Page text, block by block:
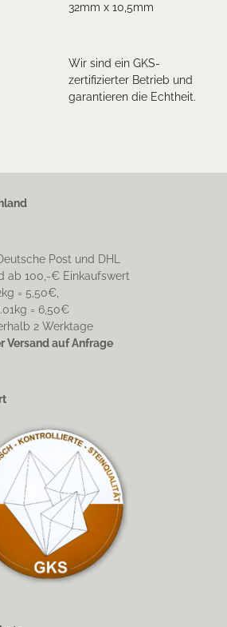
32mm x 10,5mm
Wir sind ein GKS-
zertifizierter Betrieb und
garantieren die Echtheit.
Post und DHL
ab 100,-€ Einkaufswert
= 5,50€,
= 6,50€
2 Werktage
Versand auf Anfrage